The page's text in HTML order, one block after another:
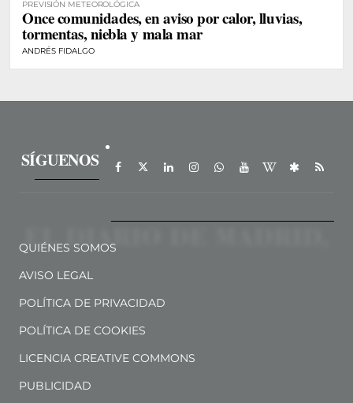
PREVISIÓN METEOROLÓGICA
Once comunidades, en aviso por calor, lluvias,
tormentas, niebla y mala mar
ANDRÉS FIDALGO
SÍGUENOS
QUIÉNES SOMOS
AVISO LEGAL
POLÍTICA DE PRIVACIDAD
POLÍTICA DE COOKIES
LICENCIA CREATIVE COMMONS
PUBLICIDAD